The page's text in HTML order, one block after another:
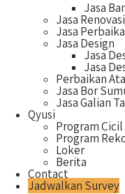
Jasa
Jasa
Jasa
Jasa Design
Jasa
Jasa
Perbaikan
Jasa Bor
Jasa Galian
Qyusi
Program Cicil
Program
Loker
Berita
Contact
Jadwalkan Survey